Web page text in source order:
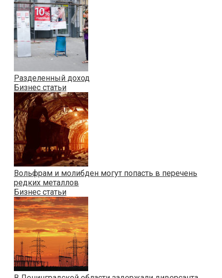
Разделенный доход
Бизнес статьи
Вольфрам и молибден могут попасть в перечень
редких металлов
Бизнес статьи